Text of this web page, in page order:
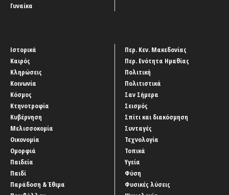
Γυναίκα
Ιστορικά
Καιρός
Κληρώσεις
Κοινωνία
Κόσμος
Κτηνοτροφία
Κυβέρνηση
Μελισσοκομία
Οικονομία
Ομορφιά
Παιδεία
Παιδί
Παράδοση & Έθιμα
Περ. Κεν. Μακεδονίας
Περ. Ενότητα Ημαθίας
Πολιτική
Πολιτιστικά
Σαν Σήμερα
Σεισμός
Σπίτι και διακόσμηση
Συνταγές
Τεχνολογία
Τοπικά
Υγεία
Φύση
Φυσικές λύσεις